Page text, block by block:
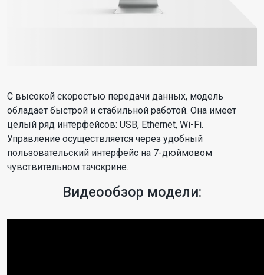
С высокой скоростью передачи данных, модель
обладает быстрой и стабильной работой. Она имеет
целый ряд интерфейсов: USB, Ethernet, Wi-Fi.
Управление осуществляется через удобный
пользовательский интерфейс на 7-дюймовом
чувствительном тачскрине.
Видеообзор модели: